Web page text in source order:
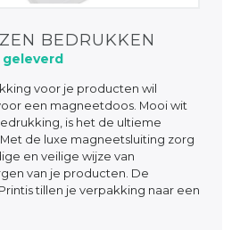
BEDRUKKEN
geleverd
voor je producten wil
een magneetdoos. Mooi wit
is het de ultieme
de luxe magneetsluiting zorg
en veilige wijze van
van je producten. De
tillen je verpakking naar een